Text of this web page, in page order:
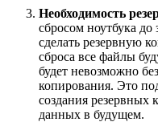
Необходимость
сбросом ноутбука до
сделать резервную
сброса все файлы
будет невозможно
копирования. Это
создания резервных
данных в будущем.